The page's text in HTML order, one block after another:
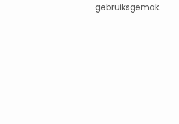
gebruiksgemak.